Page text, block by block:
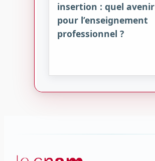
insertion : quel avenir
pour l’enseignement
professionnel ?